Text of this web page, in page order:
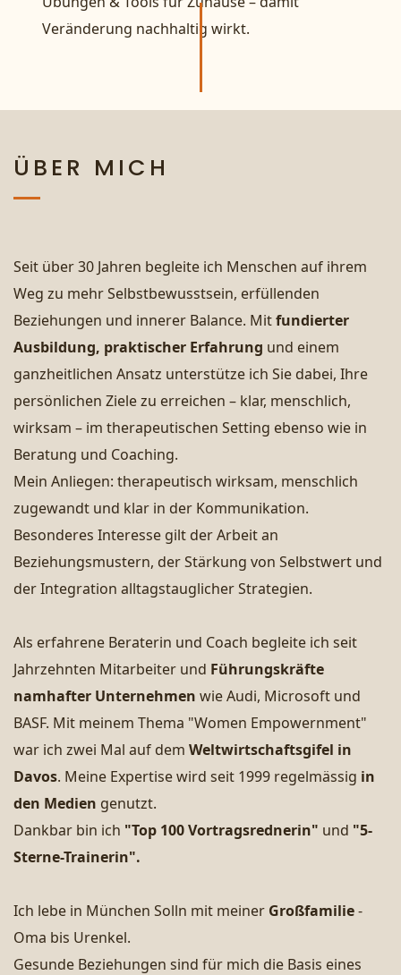
Veränderung nachhaltig wirkt.
ÜBER MICH
Seit über 30 Jahren begleite ich Menschen auf ihrem
Weg zu mehr Selbstbewusstsein, erfüllenden
Beziehungen und innerer Balance. Mitfundierter
Ausbildung, praktischer Erfahrung und einem
ganzheitlichen Ansatz unterstütze ich Sie dabei, Ihre
persönlichen Ziele zu erreichen – klar, menschlich,
wirksam – im therapeutischen Setting ebenso wie in
Beratung und Coaching.
Mein Anliegen: therapeutisch wirksam, menschlich
zugewandt und klar in der Kommunikation.
Besonderes Interesse gilt der Arbeit an
Beziehungsmustern, der Stärkung von Selbstwert und
der Integration alltagstauglicher Strategien.
Als erfahrene Beraterin und Coach begleite ich seit
Jahrzehnten Mitarbeiter und Führungskräfte
namhafter Unternehmen wie Audi, Microsoft und
BASF. Mit meinem Thema "Women Empowernment"
war ich zwei Mal auf dem Weltwirtschaftsgifel in
Davos. Meine Expertise wird seit 1999 regelmässig in
den Medien genutzt.
Dankbar bin ich "Top 100 Vortragsrednerin" und "5-
Sterne-Trainerin".
Ich lebe in München Solln mit meiner Großfamilie-
Oma bis Urenkel.
Gesunde Beziehungen sind für mich die Basis eines